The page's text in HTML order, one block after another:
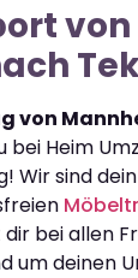
von
von
bei Heim
Wir sind
bei allen
um deinen